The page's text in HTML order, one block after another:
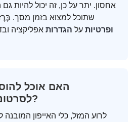
אחסון. יתר על כן, זה יכול להיות
שתוכל למצוא בזמן מסך.
ופרטיות על הגדרות אפליקציה
האם אוכל
לסרטונים שצולמו?
לרוע המזל, כלי האייפון